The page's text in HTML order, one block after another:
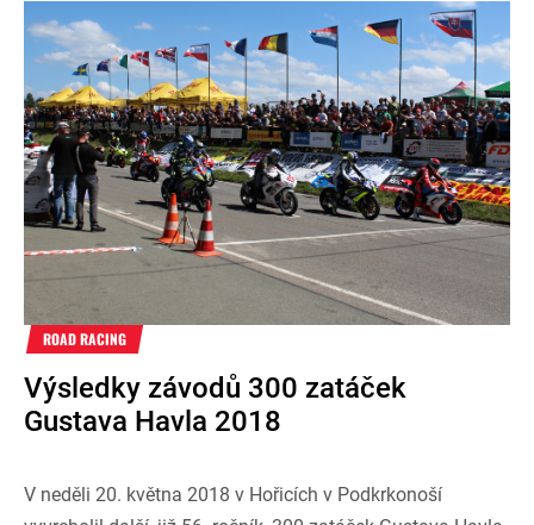
ROAD RACING
Výsledky závodů 300 zatáček
Gustava Havla 2018
V neděli 20. května 2018 v Hořicích v Podkrkonoší